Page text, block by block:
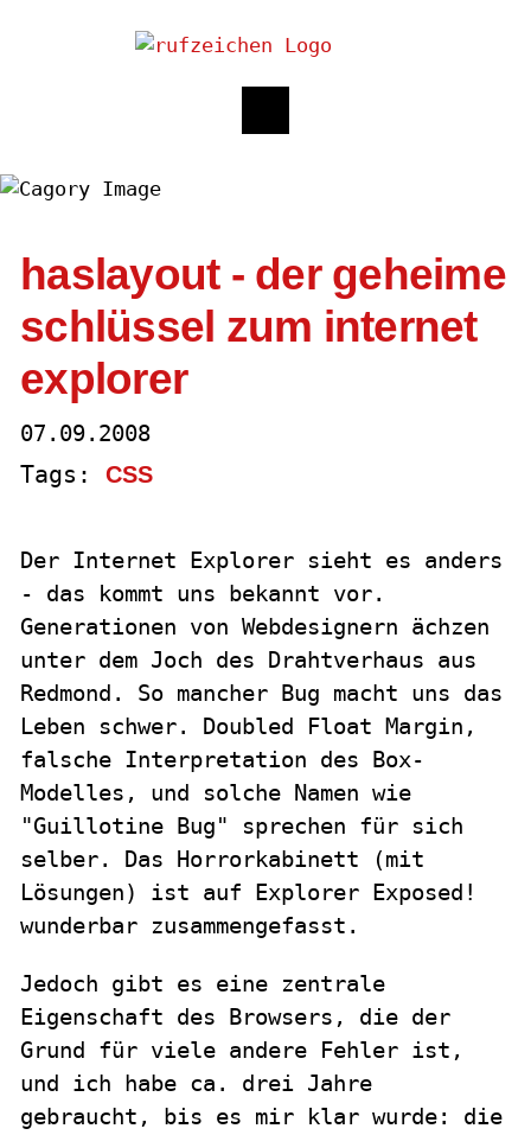
haslayout - der geheime
schlüssel zum internet
explorer
07.09.2008
Tags: CSS
Der Internet Explorer sieht es anders
- das kommt uns bekannt vor.
Generationen von Webdesignern ächzen
unter dem Joch des Drahtverhaus aus
Redmond. So mancher Bug macht uns das
Leben schwer. Doubled Float Margin,
falsche Interpretation des Box-
Modelles, und solche Namen wie
"Guillotine Bug" sprechen für sich
selber. Das Horrorkabinett (mit
Lösungen) ist auf Explorer Exposed!
wunderbar zusammengefasst.
Jedoch gibt es eine zentrale
Eigenschaft des Browsers, die der
Grund für viele andere Fehler ist,
und ich habe ca. drei Jahre
gebraucht, bis es mir klar wurde: die